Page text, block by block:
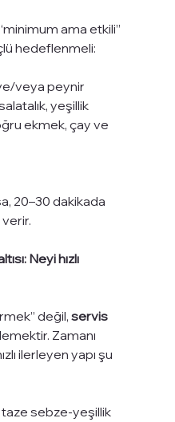
“minimum ama etkili”
hedeflenmeli:
veya peynir
yeşillik
ekmek, çay ve
20–30 dakikada
verir.
Neyi hızlı
değil, servis
Zamanı
ilerleyen yapı şu
taze sebze-yeşillik